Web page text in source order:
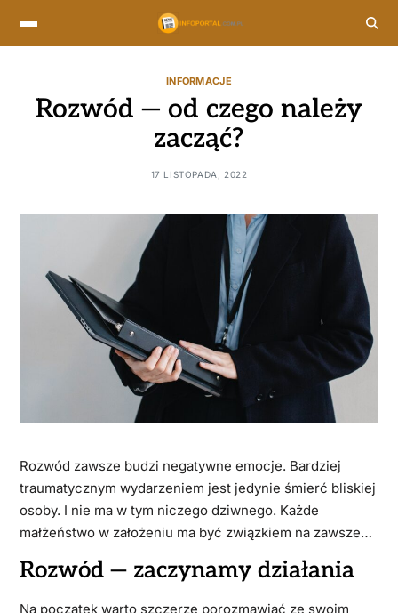
INFORMACJE
Rozwód — od czego należy
zacząć?
17 LISTOPADA, 2022
Rozwód zawsze budzi negatywne emocje. Bardziej
traumatycznym wydarzeniem jest jedynie śmierć bliskiej
osoby. I nie ma w tym niczego dziwnego. Każde
małżeństwo w założeniu ma być związkiem na zawsze…
Rozwód — zaczynamy działania
Na początek warto szczerze porozmawiać ze swoim